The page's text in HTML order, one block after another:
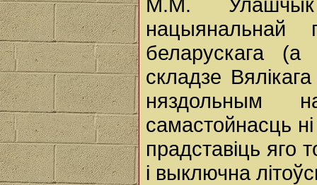
нацыянальнай
беларускага
складзе
няздольным
самастойнасць
прадставіць яго
і выключна